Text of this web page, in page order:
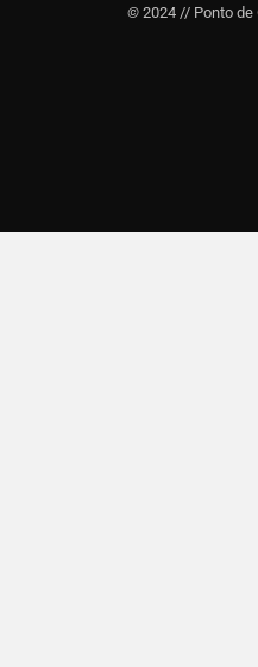
© 2024 // Ponto de